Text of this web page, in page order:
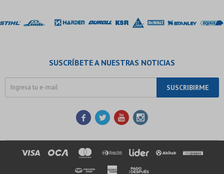
SUSCRÍBETE A NUESTRAS NOTICIAS
SUSCRIBIRME
   